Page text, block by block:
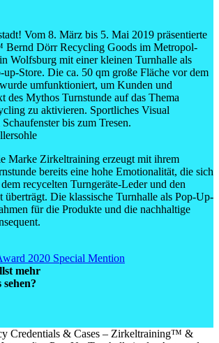
Vom 8. März bis 5. Mai 2019 präsentierte
Dörr Recycling Goods im Metropol-
Wolfsburg mit einer kleinen Turnhalle als
Store. Die ca. 50 qm große Fläche vor dem
umfunktioniert, um Kunden und
des Mythos Turnstunde auf das Thema
zu aktivieren. Sportliches Visual
bis zum Tresen.
Marke Zirkeltraining erzeugt mit ihrem
bereits eine hohe Emotionalität, die sich
recycelten Turngeräte-Leder und den
überträgt. Die klassische Turnhalle als Pop-Up-
für die Produkte und die nachhaltige
mehr